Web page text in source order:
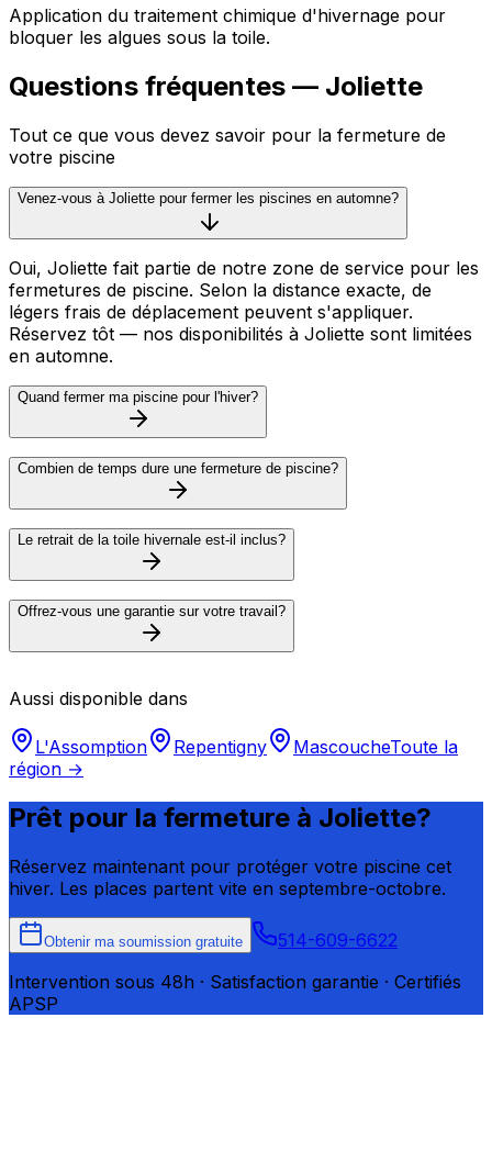
Application du traitement chimique d'hivernage pour
bloquer les algues sous la toile.
Questions fréquentes — Joliette
Tout ce que vous devez savoir pour la fermeture de
votre piscine
Venez-vous à Joliette pour fermer les piscines en automne?
Oui, Joliette fait partie de notre zone de service pour les
fermetures de piscine. Selon la distance exacte, de
légers frais de déplacement peuvent s'appliquer.
Réservez tôt — nos disponibilités à Joliette sont limitées
en automne.
Quand fermer ma piscine pour l'hiver?
Combien de temps dure une fermeture de piscine?
Le retrait de la toile hivernale est-il inclus?
Offrez-vous une garantie sur votre travail?
Aussi disponible dans
L'Assomption Repentigny MascoucheToute la
région →
Prêt pour la fermeture à Joliette?
Réservez maintenant pour protéger votre piscine cet
hiver. Les places partent vite en septembre-octobre.
Obtenir ma soumission gratuite
514-609-6622
Intervention sous 48h · Satisfaction garantie · Certifiés
APSP